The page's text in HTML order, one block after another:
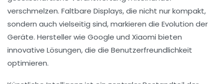
verschmelzen. Faltbare Displays, die nicht nurkompakt,
sondern auch vielseitig sind, markieren die Evolution der
Geräte. Hersteller wie Google und Xiaomi bieten
innovative Lösungen, die die Benutzerfreundlichkeit
optimieren.